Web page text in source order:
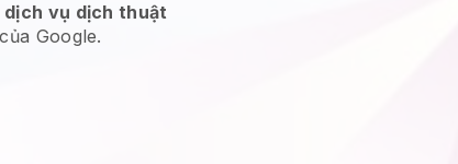
dịch vụ dịch thuật
Google.